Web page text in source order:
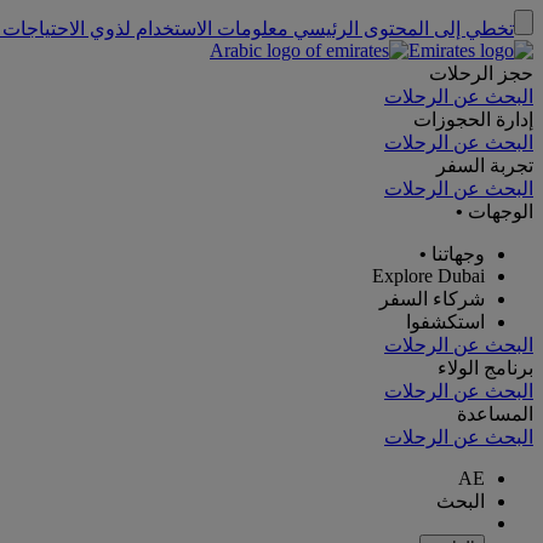
تخطي إلى المحتوى الرئيسي معلومات الاستخدام لذوي
حجز الرحلات
البحث عن الرحلات
إدارة الحجوزات
البحث عن الرحلات
تجربة السفر
البحث عن الرحلات
الوجهات •
وجهاتنا •
Explore Dubai
شركاء السفر
استكشفوا
البحث عن الرحلات
برنامج الولاء
البحث عن الرحلات
المساعدة
البحث عن الرحلات
AE
البحث